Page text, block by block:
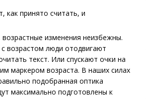
как принято считать, и
изменения неизбежны.
возрастом люди отодвигают
текст. Или спускают очки на
маркером возраста. В наших силах
подобранная оптика
максимально подготовлены к